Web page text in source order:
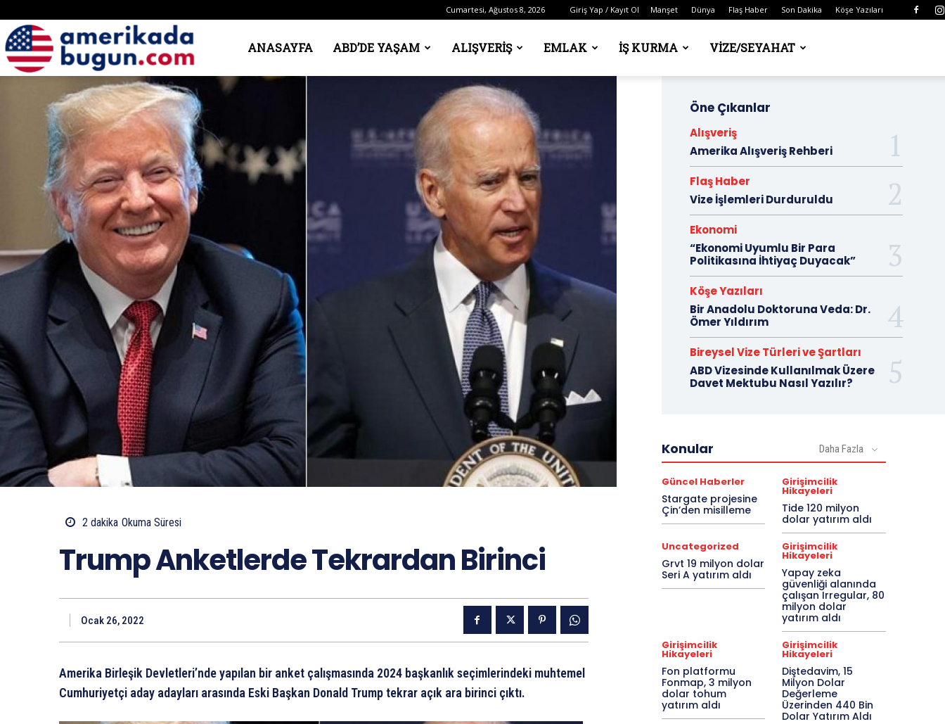
Cumartesi, Ağustos 8, 2026 Giriş Yap / Kayıt Ol Manşet Dünya Flaş Haber Son Dakika Köşe Yazıları
Amerika’daANASAYFA ABD’DE YAŞAM ALIŞVERIŞ EMLAK İŞ KURMA VIZE/SEYAHAT
2 dakika Okuma Süresi
Trump Anketlerde Tekrardan Birinci
Ocak 26, 2022
Amerika Birleşik Devletleri’nde yapılan bir anket çalışmasında 2024 başkanlık seçimlerindeki muhtemel
Cumhuriyetçi aday adayları arasında Eski Başkan Donald Trump tekrar açık ara birinci çıktı.
Öne Çıkanlar
Alışveriş
Amerika Alışveriş Rehberi
Flaş Haber
Vize İşlemleri Durduruldu
Ekonomi
“Ekonomi Uyumlu Bir Para
Politikasına İhtiyaç Duyacak”
Köşe Yazıları
Bir Anadolu Doktoruna Veda: Dr.
Ömer Yıldırım
Bireysel Vize Türleri ve Şartları
ABD Vizesinde Kullanılmak Üzere
Davet Mektubu Nasıl Yazılır?
Konular Daha Fazla
Güncel Haberler
Stargate projesine
Çin’den misilleme
Girişimcilik
Hikayeleri
Tide 120 milyon
dolar yatırım aldı
Uncategorized
Grvt 19 milyon dolar
Seri A yatırım aldı
Girişimcilik
Hikayeleri
Yapay zeka
güvenliği alanında
çalışan Irregular, 80
milyon dolar
yatırım aldı
Girişimcilik
Hikayeleri
Fon platformu
Fonmap, 3 milyon
dolar tohum
yatırım aldı
Girişimcilik
Hikayeleri
Diştedavim, 15
Milyon Dolar
Değerleme
Üzerinden 440 Bin
Dolar Yatırım Aldı